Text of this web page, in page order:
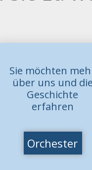
Sie möchten
über uns und
Geschichte
erfahren
Orchester